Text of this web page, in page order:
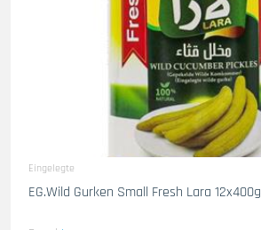
Eingelegte
EG.Wild Gurken Small Fresh Lara 12x400g